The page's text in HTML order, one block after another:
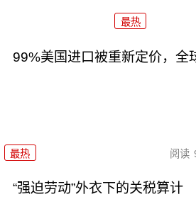
最热
99%美国进口被重新定价，全
最热 阅读
“强迫劳动”外衣下的关税算计